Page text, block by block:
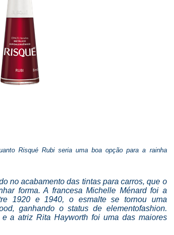
Risqué Rubi seria uma boa opção para a rainha
no acabamento das tintas para carros, que o
forma. A francesa Michelle Ménard foi a
1920 e 1940, o esmalte se tornou uma
ganhando o status de elementofashion.
a atriz Rita Hayworth foi uma das maiores